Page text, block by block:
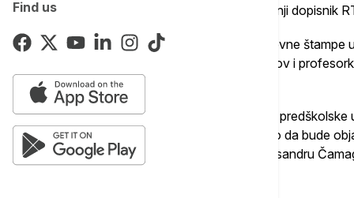
Find usIvanović i Milorad Denda, bivši dugogodišnji dopisnik
Naslovne strane i ostale aktuelnosti iz dnevne štampe
Ustavnog suda Srbije prof. dr Vladan Petrov i
Arsić Arsenijević.
Rok za podnošenje prijave za upis dece u
očekuju se početkom juna. Kada bi trebalo da bude
nedoumice koje roditelji imaju pitamo Aleksandru